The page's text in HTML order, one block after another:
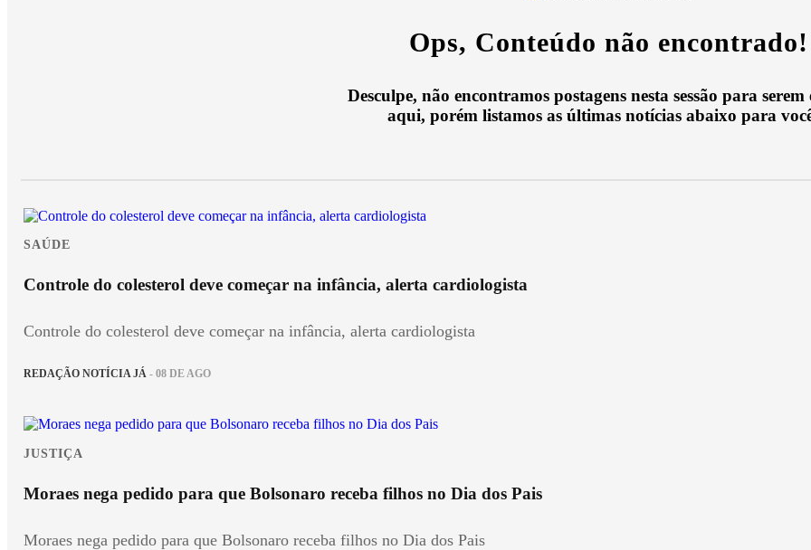
Ops, Conteúdo não encontrado!
Desculpe, não encontramos postagens nesta sessão para
aqui, porém listamos as últimas notícias abaixo para
SAÚDE
Controle do colesterol deve começar na infância, alerta cardiologista
Controle do colesterol deve começar na infância, alerta cardiologista
REDAÇÃO NOTÍCIA JÁ - 08 DE AGO
JUSTIÇA
Moraes nega pedido para que Bolsonaro receba filhos no Dia dos Pais
Moraes nega pedido para que Bolsonaro receba filhos no Dia dos Pais